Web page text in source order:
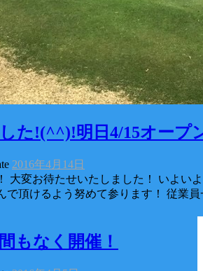
た!(^^)!明日4/15オープ
2016年4月14日
大変お待たせいたしました！ いよい
で頂けるよう努めて参ります！ 従業
もなく開催！